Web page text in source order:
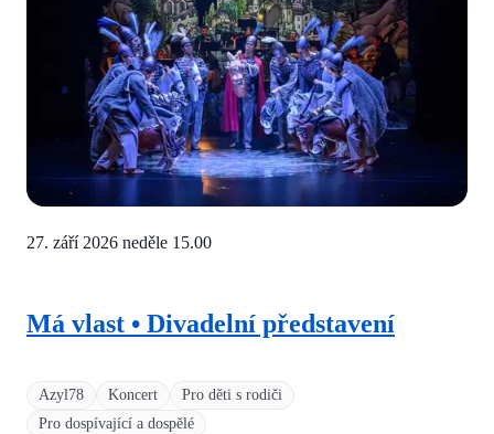
Azyl78 Koncert
Pro děti s rodiči
Pro dospívající a dospělé
Má vlast • Divadelní představení
27. září 2026 neděle 15.00